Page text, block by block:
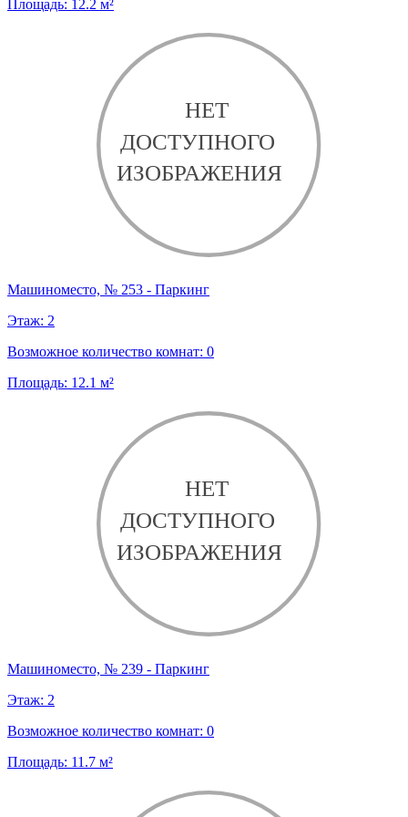
Площадь: 12.2 м²
Машиноместо, № 253 - Паркинг
Этаж: 2
Возможное количество комнат: 0
Площадь: 12.1 м²
Машиноместо, № 239 - Паркинг
Этаж: 2
Возможное количество комнат: 0
Площадь: 11.7 м²